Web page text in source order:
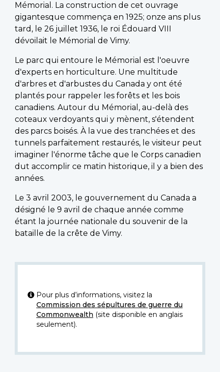
Mémorial. La construction de cet ouvrage
gigantesque commença en 1925; onze ans plus
tard, le 26 juillet 1936, le roi Édouard VIII
dévoilait le Mémorial de Vimy.
Le parc qui entoure le Mémorial est l'oeuvre
d'experts en horticulture. Une multitude
d'arbres et d'arbustes du Canada y ont été
plantés pour rappeler les forêts et les bois
canadiens. Autour du Mémorial, au-delà des
coteaux verdoyants qui y mènent, s'étendent
des parcs boisés. À la vue des tranchées et des
tunnels parfaitement restaurés, le visiteur peut
imaginer l'énorme tâche que le Corps canadien
dut accomplir ce matin historique, il y a bien des
années.
Le 3 avril 2003, le gouvernement du Canada a
désigné le 9 avril de chaque année comme
étant la journée nationale du souvenir de la
bataille de la crête de Vimy.
Pour plus d’informations, visitez la
Commission des sépultures de guerre du
Commonwealth (site disponible en anglais
seulement).